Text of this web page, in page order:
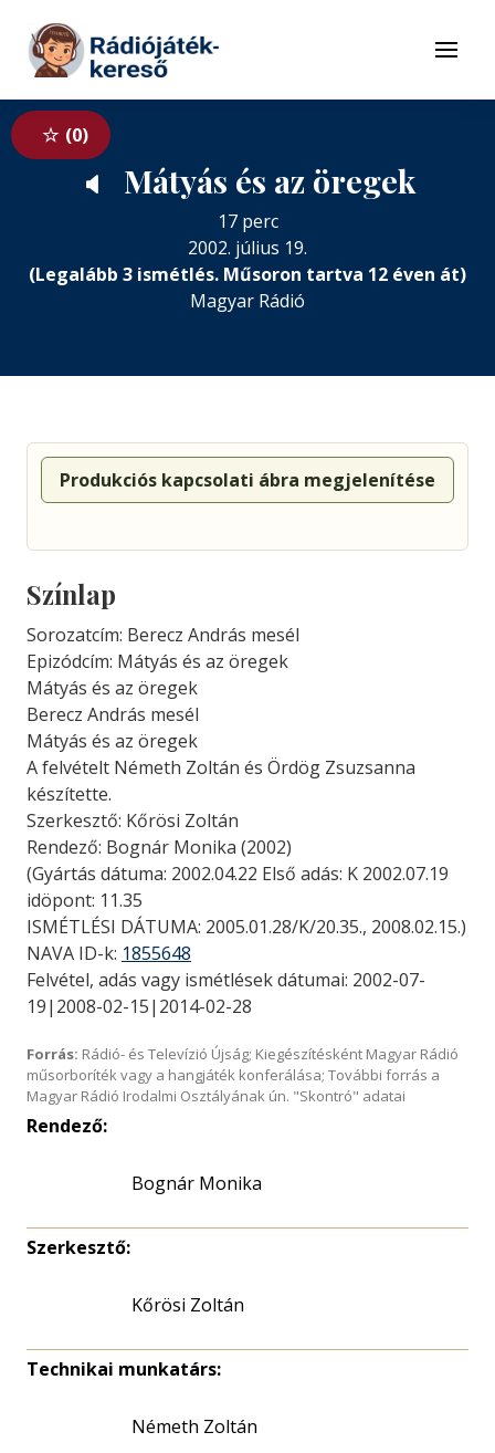
Tovább a tartalomhoz
Menü
0
🔈 Mátyás és az öregek
17 perc
2002. július 19.
(Legalább 3 ismétlés. Műsoron tartva 12 éven át)
Magyar Rádió
Produkciós kapcsolati ábra megjelenítése
Színlap
Sorozatcím: Berecz András mesél
Epizódcím: Mátyás és az öregek
Mátyás és az öregek
Berecz András mesél
Mátyás és az öregek
A felvételt Németh Zoltán és Ördög Zsuzsanna
készítette.
Szerkesztő: Kőrösi Zoltán
Rendező: Bognár Monika (2002)
(Gyártás dátuma: 2002.04.22 Első adás: K 2002.07.19
idöpont: 11.35
ISMÉTLÉSI DÁTUMA: 2005.01.28/K/20.35., 2008.02.15.)
NAVA ID-k: 1855648
Felvétel, adás vagy ismétlések dátumai: 2002-07-
19|2008-02-15|2014-02-28
Forrás: Rádió- és Televízió Újság; Kiegészítésként Magyar Rádió
műsorboríték vagy a hangjáték konferálása; További forrás a
Magyar Rádió Irodalmi Osztályának ún. "Skontró" adatai
Rendező:
Bognár Monika
Szerkesztő:
Kőrösi Zoltán
Technikai munkatárs:
Németh Zoltán